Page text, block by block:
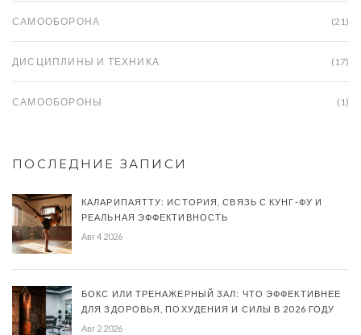
САМООБОРОНА (21)
ДИСЦИПЛИНЫ И ТЕХНИКА (17)
САМООБОРОНЫ (1)
ПОСЛЕДНИЕ ЗАПИСИ
КАЛАРИПАЯТТУ: ИСТОРИЯ, СВЯЗЬ С КУНГ-ФУ И
РЕАЛЬНАЯ ЭФФЕКТИВНОСТЬ
Авг 4 2026
БОКС ИЛИ ТРЕНАЖЕРНЫЙ ЗАЛ: ЧТО ЭФФЕКТИВНЕЕ
ДЛЯ ЗДОРОВЬЯ, ПОХУДЕНИЯ И СИЛЫ В 2026 ГОДУ
Авг 2 2026